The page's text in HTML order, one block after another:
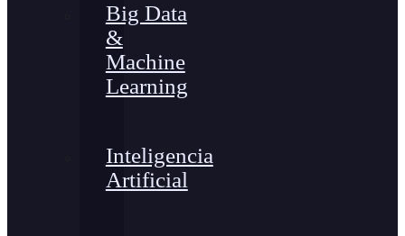
Big Data
&
Machine
Learning
Inteligencia
Artificial